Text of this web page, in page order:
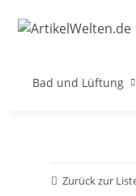
Bad und Lüftung
Zurück zur